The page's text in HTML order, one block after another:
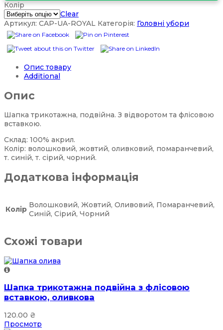
Колір
Clear
Артикул: CAP-UA-ROYAL Категорія: Головні убори
Опис товару
Additional
Опис
Шапка трикотажна, подвійна. З відворотом та флісовою
вставкою.
Склад: 100% акрил.
Колір: волошковий, жовтий, оливковий, помаранчевий,
т. синій, т. сірий, чорний.
Додаткова інформація
Колір Волошковий, Жовтий, Оливовий, Помаранчевий,
Синій, Сірий, Чорний
Схожі товари
Шапка трикотажна подвійна з флісовою
вставкою, оливкова
120.00 ₴
Просмотр